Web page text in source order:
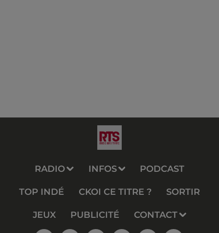
RADIO INFOS PODCAST
TOP INDÉ CKOI CE TITRE ? SORTIR
JEUX PUBLICITÉ CONTACT